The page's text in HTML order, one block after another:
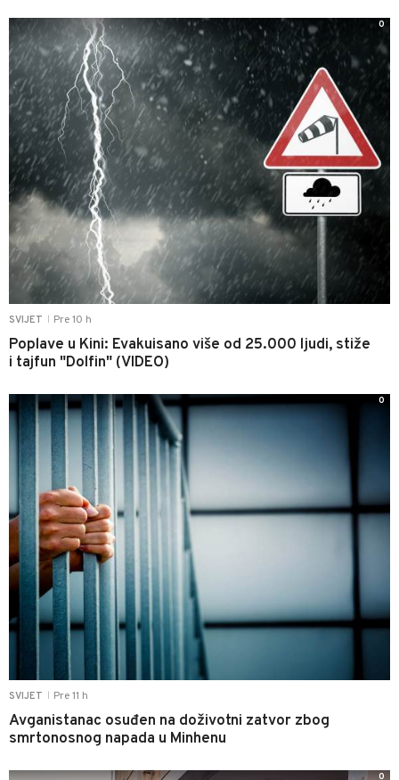
SVIJET Pre 10 h
Poplave u Kini: Evakuisano više od 25.000 ljudi, stiže
i tajfun "Dolfin" (VIDEO)
0
SVIJET Pre 11 h
Avganistanac osuđen na doživotni zatvor zbog
smrtonosnog napada u Minhenu
0
0